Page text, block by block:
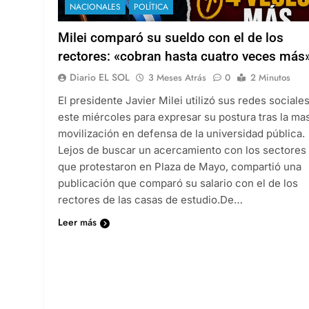
NACIONALES POLÍTICA
Milei comparó su sueldo con el de los
rectores: «cobran hasta cuatro veces
Diario EL SOL 3 Meses Atrás 0
2 Minutos
El presidente Javier Milei utilizó sus redes sociales
este miércoles para expresar su postura tras la
movilización en defensa de la universidad pública.
Lejos de buscar un acercamiento con los sectores
que protestaron en Plaza de Mayo, compartió una
publicación que comparó su salario con el de los
rectores de las casas de estudio.De…
Leer más